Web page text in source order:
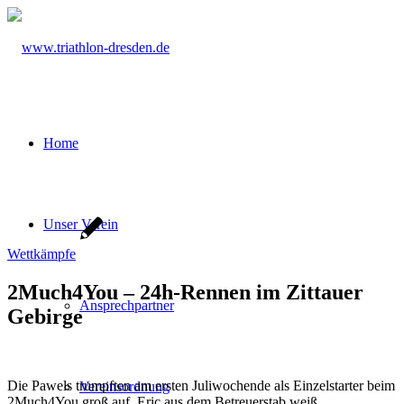
Home
Unser Verein
Ansprechpartner
Vereinsordnung
Wettkämpfe
2Much4You – 24h-Rennen im Zittauer
Gebirge
Die Pawels trumpften am ersten Juliwochende als Einzelstarter beim